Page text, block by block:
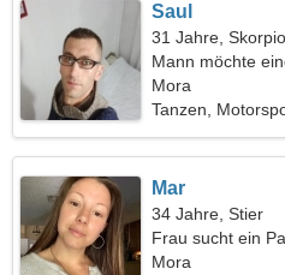
Saul
31 Jahre,
Mann möchte
Mora
Tanzen,
Mar
34 Jahre, Stier
Frau sucht ein
Mora